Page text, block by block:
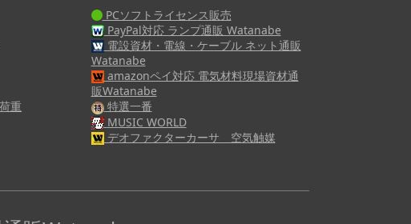
重
PCソフトライセンス販売
PayPal対応 ランプ通販 Watanabe
電設資材・電線・ケーブル ネット通販
Watanabe
amazonペイ対応 電気材料現場資材通
販Watanabe
特選一番
MUSIC WORLD
デオファクターカーサ 空気触媒